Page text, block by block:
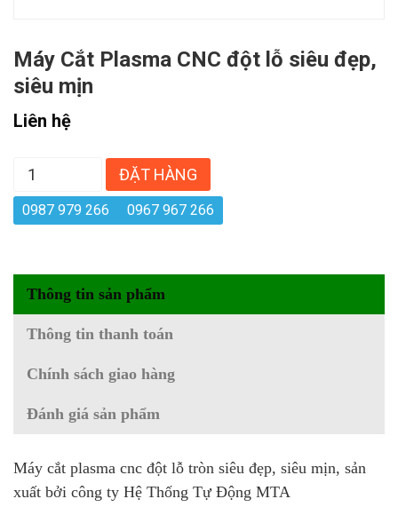
Máy Cắt Plasma CNC đột lỗ siêu đẹp,
siêu mịn
Liên hệ
ĐẶT HÀNG
0987 979 266 0967 967 266
Thông tin sản phẩm
Thông tin thanh toán
Chính sách giao hàng
Đánh giá sản phẩm
Máy cắt plasma cnc đột lỗ tròn siêu đẹp, siêu mịn, sản
xuất bởi công ty Hệ Thống Tự Động MTA